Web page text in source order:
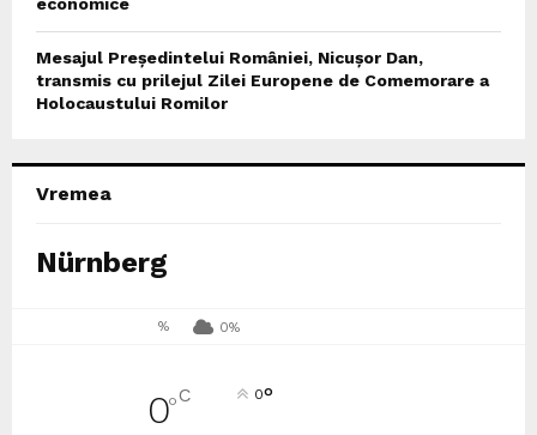
economice
Mesajul Președintelui României, Nicușor Dan,
transmis cu prilejul Zilei Europene de Comemorare a
Holocaustului Romilor
Vremea
Nürnberg
% 0%
0°C 0°